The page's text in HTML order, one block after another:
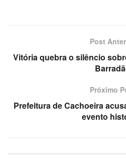
Post
Vitória quebra o silêncio
Próximo
Prefeitura de Cachoeira
evento